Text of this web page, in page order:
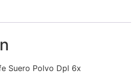
Suero Polvo Dpl 6x